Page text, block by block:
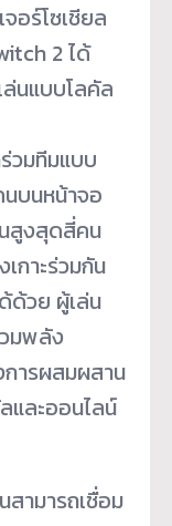
อร์โซเชียล
2 ได้
ล่นแบบโลคัล
วมทีมแบบ
นบนหน้าจอ
สูงสุดสี่คน
กาะร่วมกัน
ด้วย ผู้เล่น
มพลัง
ารผสมผสาน
ลและออนไลน์
ามารถเชื่อม